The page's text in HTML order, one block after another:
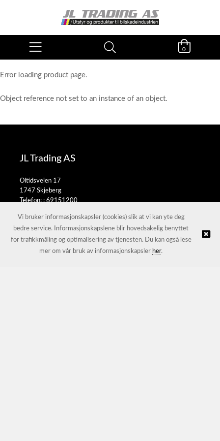
0
Error loading product page.
Object reference not set to an instance of an object.
JL Trading AS
Oltidsveien 17
1747 Skjeberg
Telefon: :69151200
© JL Trading AS |Nettbutikk levert av Kréatif
Vi bruker informasjonskapsler (cookies) slik at vi kan yte deg
bedre service. Informasjonskapslene blir hovedsakelig benyttet
for trafikkmåling og optimalisering av tjenesten. Du kan også lese
mer om vår bruk av informasjonskapsler her.